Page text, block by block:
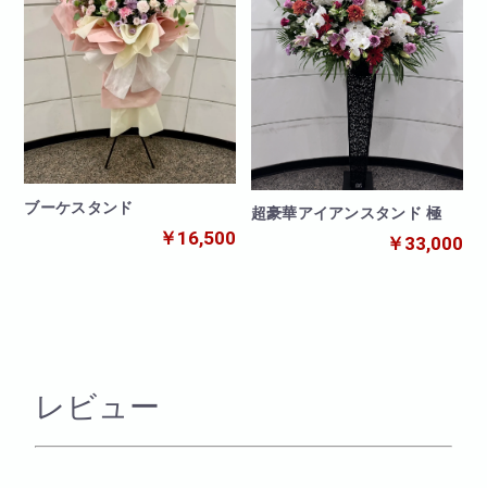
ブーケスタンド
￥16,500
超豪華アイアンスタンド 極
￥33,000
レビュー